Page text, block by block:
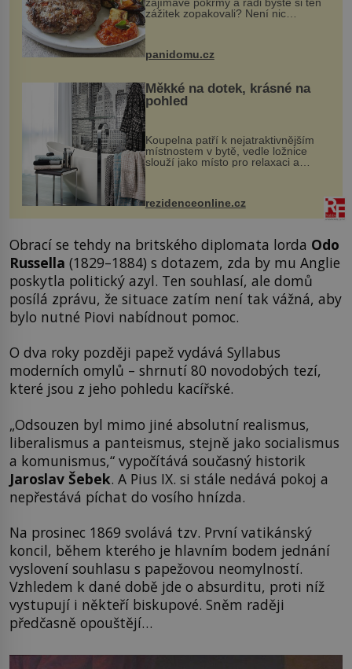
zážitek zopakovali? Není nic
snazšího. Pljeskavica (10 porcí)
Možná jste ji ochutnali na dovolené v
panidomu.cz
Měkké na dotek, krásné na
pohled
Koupelna patří k nejatraktivnějším
místnostem v bytě, vedle ložnice
slouží jako místo pro relaxaci a
odpočinek. Koupelnový textil –
ručníky, osušky a koberečky –
mohou jako mávnutím kouzelného
proutku...
rezidenceonline.cz
Obrací se tehdy na britského diplomata lorda Odo
Russella (1829–1884) s dotazem, zda by mu Anglie
poskytla politický azyl. Ten souhlasí, ale domů
posílá zprávu, že situace zatím není tak vážná, aby
bylo nutné Piovi nabídnout pomoc.
O dva roky později papež vydává Syllabus
moderních omylů – shrnutí 80 novodobých tezí,
které jsou z jeho pohledu kacířské.
„Odsouzen byl mimo jiné absolutní realismus,
liberalismus a panteismus, stejně jako socialismus
a komunismus,“ vypočítává současný historik
Jaroslav Šebek. A Pius IX. si stále nedává pokoj a
nepřestává píchat do vosího hnízda.
Na prosinec 1869 svolává tzv. První vatikánský
koncil, během kterého je hlavním bodem jednání
vyslovení souhlasu s papežovou neomylností.
Vzhledem k dané době jde o absurditu, proti níž
vystupují i někteří biskupové. Sněm raději
předčasně opouštějí…